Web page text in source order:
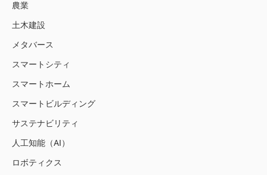
農業
土木建設
メタバース
スマートシティ
スマートホーム
スマートビルディング
サステナビリティ
人工知能（AI）
ロボティクス